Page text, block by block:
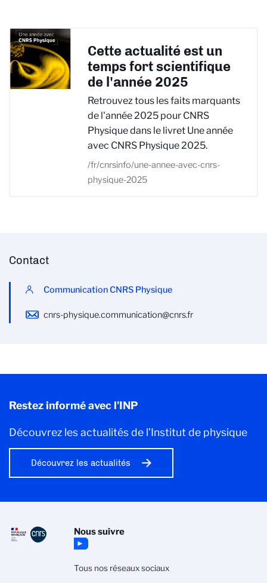
Cette actualité est un
temps fort scientifique
de l'année 2025
Retrouvez tous les faits marquants
de l'année 2025 pour CNRS
Physique dans le livret Une année
avec CNRS Physique 2025.
/fr/cnrsinfo/une-annee-avec-cnrs-
physique-2025
Contact
Communication CNRS Physique
cnrs-physique.communication@cnrs.fr
Restez informé avec l'INP
Découvrez les actualités de l’Institut de physique
Découvrez les actualités
Nous suivre
Tous nos réseaux sociaux